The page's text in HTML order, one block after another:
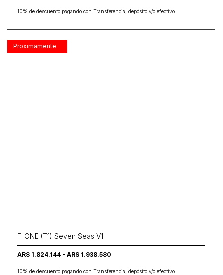
10% de descuento pagando con Transferencia, depósito y/o efectivo
Proximamente
F-ONE (T1) Seven Seas V1
ARS 1.824.144 - ARS 1.938.580
10% de descuento pagando con Transferencia, depósito y/o efectivo